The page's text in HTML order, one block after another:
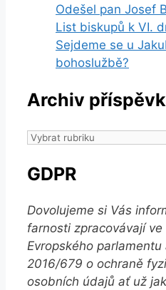
Odešel pan Josef
List biskupů k VI.
Sejdeme se u
bohoslužbě?
Archiv
Archiv
GDPR
Dovolujeme si Vás
farnosti zpracovávají
Evropského parlamentu
2016/679 o ochraně
osobních údajů ať už